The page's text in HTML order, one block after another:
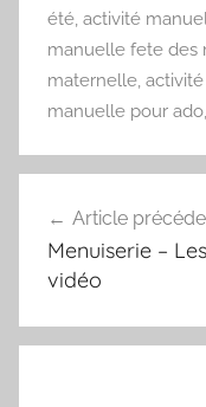
été, activité
manuelle fete des
maternelle,
manuelle pour ado,
de
l’article
Article
Menuiserie –
vidéo